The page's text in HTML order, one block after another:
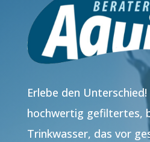
Erlebe den
hochwertig gefiltertes,
Trinkwasser, das vor